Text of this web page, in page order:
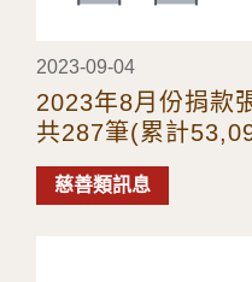
2023-09-04
2023年8月份捐款
共287筆(累計
慈善類訊息